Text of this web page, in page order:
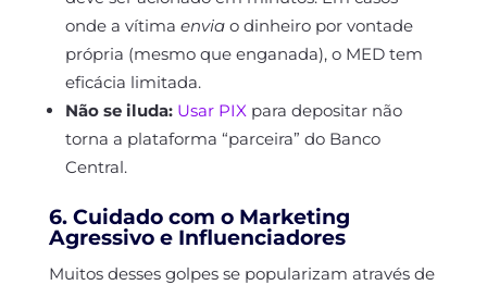
onde a vítima enviao dinheiro por vontade
própria (mesmo que enganada), o MED tem
eficácia limitada.
Não se iluda: Usar PIX para depositar não
torna a plataforma “parceira” do Banco
Central.
6. Cuidado com o Marketing
Agressivo e Influenciadores
Muitos desses golpes se popularizam através de